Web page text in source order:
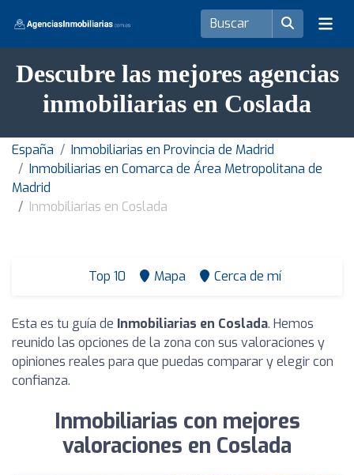
Descubre las mejores agencias
inmobiliarias en Coslada
España
Inmobiliarias en Provincia de Madrid
Inmobiliarias en Comarca de Área Metropolitana de
Madrid
Inmobiliarias en Coslada
Top 10 Mapa Cerca de mí
Esta es tu guía de Inmobiliarias en Coslada. Hemos
reunido las opciones de la zona con sus valoraciones y
opiniones reales para que puedas comparar y elegir con
confianza.
Inmobiliarias con mejores
valoraciones en Coslada